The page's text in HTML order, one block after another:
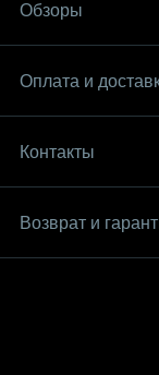
Обзоры
Оплата и
Контакты
Возврат и